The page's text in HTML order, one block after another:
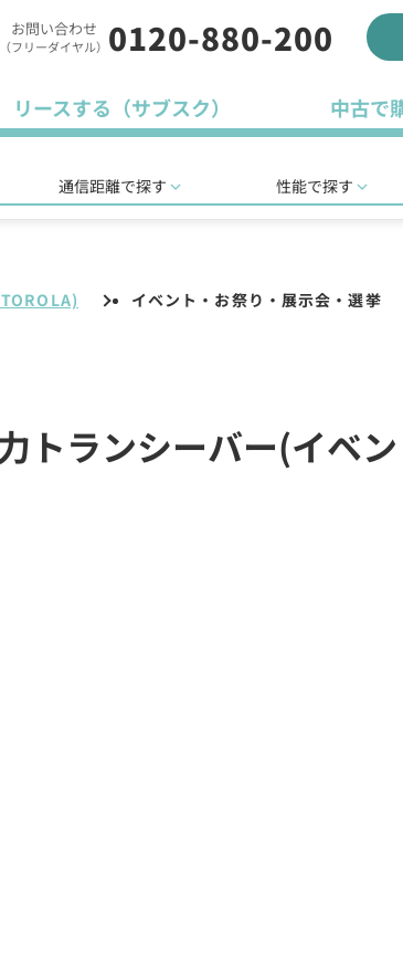
お問い合わせ
（フリーダイヤル） 0120-880-200
リースする（サブスク） 中古で
通信距離で探す 性能で探す
イベント・お祭り・展示会・選挙
トランシーバー(イベ